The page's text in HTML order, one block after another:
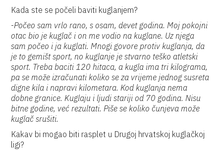
Kada ste se počeli baviti kuglanjem?
-Počeo sam vrlo rano, s osam, devet godina. Moj pokojni
otac bio je kuglač i on me vodio na kuglane. Uz njega
sam počeo i ja kuglati. Mnogi govore protiv kuglanja, da
je to gemišt sport, no kuglanje je stvarno teško atletski
sport. Treba baciti 120 hitaca, a kugla ima tri kilograma,
pa se može izračunati koliko se za vrijeme jednog susreta
digne kila i napravi kilometara. Kod kuglanja nema
dobne granice. Kuglaju i ljudi stariji od 70 godina. Nisu
bitne godine, već rezultati. Piše se koliko čunjeva može
kuglač srušiti.
Kakav bi mogao biti rasplet u Drugoj hrvatskoj kuglačkoj
ligi?